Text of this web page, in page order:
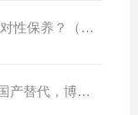
夏季高温高湿，数控机床该如何进行针对性保养？（附冬夏维保异同对比）
2026机床行业迎景气拐点！需求爆发+国产替代，博斯曼数控设备产销两旺发货忙